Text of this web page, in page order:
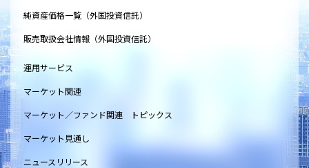
純資産価格一覧（外国投資信託）
販売取扱会社情報（外国投資信託）
運用サービス
マーケット関連
マーケット／ファンド関連 トピックス
マーケット見通し
ニュースリリース